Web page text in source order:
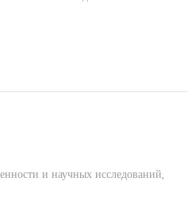
и научных исследований,